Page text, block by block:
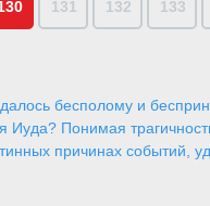
131 132 133
бесполому и
Понимая
причинах событий,